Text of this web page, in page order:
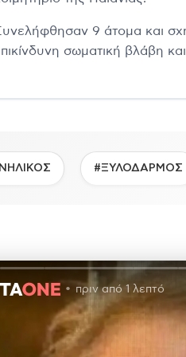
9 άτομα και
σωματική βλάβη
#ΞΥΛΟΔΑΡΜΟΣ
πριν από 1 λεπτό